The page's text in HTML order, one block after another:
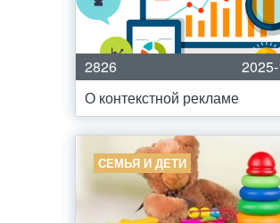
2826
О контекстной рекламе
СЕМЬЯ И ДЕТИ